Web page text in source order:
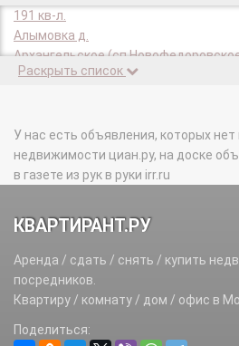
191 кв-л.
Алымовка д.
Архангельское (сп
Белоусово д.
Зверево д.
Зосимова Пустынь п.
Игнатово д.
Круги п.
Кузнецово д.
Кузнецовский п.
Лукино д.
Малеевка д.
Новиково д.
Раскрыть список
У нас есть объявления, которых нет
недвижимости циан.ру, на доске
в газете из рук в руки irr.ru
КВАРТИРАНТ.РУ
Аренда / сдать / снять / купить
посредников.
Квартиру / комнату / дом / офис в
Поделиться: